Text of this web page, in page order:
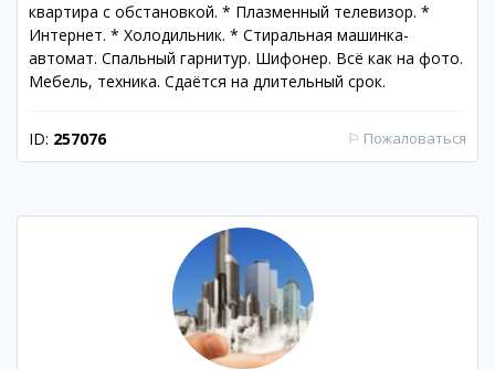
квартира с обстановкой. * Плазменный телевизор. *
Интернет. * Холодильник. * Стиральная машинка-
автомат. Спальный гарнитур. Шифонер. Всё как на фото.
Мебель, техника. Сдаётся на длительный срок.
ID: 257076 ⚐ Пожаловаться